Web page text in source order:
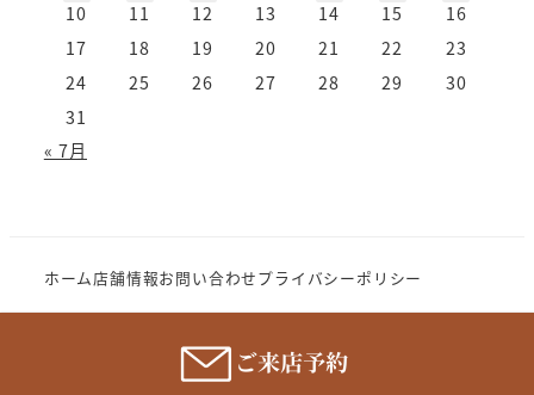
10
11 12 13 14 15
16
17
18 19 20 21 22
23
24
25 26 27 28 29
30
31
« 7月
ホーム店舗情報お問い合わせプライバシーポリシー
Copyright (c) 2023 MeganenoImahori.All rights